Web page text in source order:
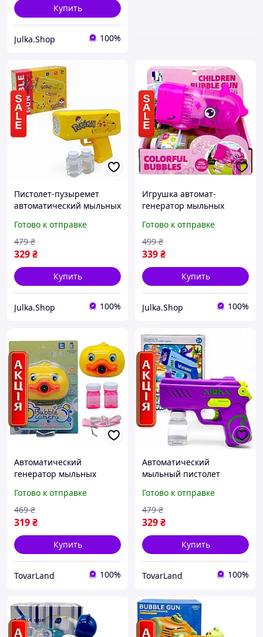
Купить
Julka.Shop 100%
Пистолет-пузыремет
автоматический мыльных
желтый для детей Пикачу
Покемоны
Готово к отправке
329₴
479 ₴
Купить
Julka.Shop 100%
Игрушка автомат-
генератор мыльных
розовый Единорог для
детей на батарейках
Готово к отправке
339₴
499 ₴
Купить
Julka.Shop 100%
Автоматический
генератор мыльных
фотоаппарат с музыкой
детская Bubble Camera
Готово к отправке
319₴
469 ₴
Купить
TovarLand 100%
Автоматический
мыльный пистолет
раствором для детей 3+
для улицы MIC 14x5x175
см
Готово к отправке
329₴
479 ₴
Купить
TovarLand 100%